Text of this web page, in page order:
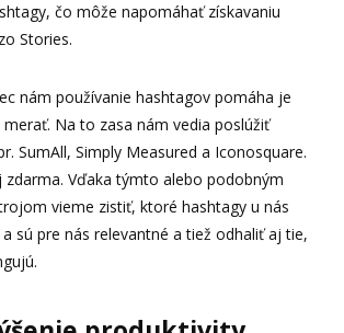
čo môže napomáhať získavaniu
Stories.
nám používanie hashtagov pomáha je
Na to zasa nám vedia poslúžiť
SumAll, Simply Measured a Iconosquare.
zdarma. Vďaka týmto alebo podobným
vieme zistiť, ktoré hashtagy u nás
sú pre nás relevantné a tiež odhaliť aj tie,